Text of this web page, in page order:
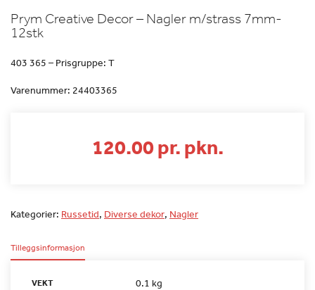
Prym Creative Decor – Nagler m/strass 7mm-
12stk
403 365 – Prisgruppe: T
Varenummer: 24403365
120.00 pr. pkn.
Kategorier: Russetid, Diverse dekor, Nagler
Tilleggsinformasjon
VEKT 0.1 kg